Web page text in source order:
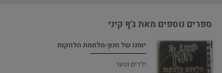
ספרים נוספים מאת ג'ף קיני
יומנו של חנון-מלחמת הלהקות
ילדים ונוער